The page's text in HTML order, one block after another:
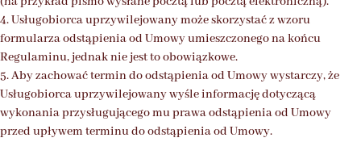
4. Usługobiorca uprzywilejowany może skorzystać z wzoru
formularza odstąpienia od Umowy umieszczonego na końcu
Regulaminu, jednak nie jest to obowiązkowe.
5. Aby zachować termin do odstąpienia od Umowy wystarczy, że
Usługobiorca uprzywilejowany wyśle informację dotyczącą
wykonania przysługującego mu prawa odstąpienia od Umowy
przed upływem terminu do odstąpienia od Umowy.